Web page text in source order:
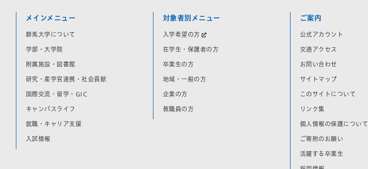
メインメニュー
群馬大学について
学部・大学院
附属施設・図書館
研究・産学官連携・社会貢献
国際交流・留学・GIC
キャンパスライフ
就職・キャリア支援
入試情報
対象者別メニュー
入学希望の方
在学生・保護者の方
卒業生の方
地域・一般の方
企業の方
教職員の方
ご案内
公式アカウント
交通アクセス
お問い合わせ
サイトマップ
このサイトについて
リンク集
個人情報の保護について
ご寄附のお願い
活躍する卒業生